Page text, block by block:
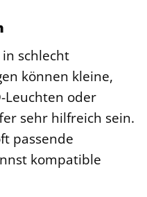
schlecht
können kleine,
Leuchten oder
sehr hilfreich sein.
passende
kompatible